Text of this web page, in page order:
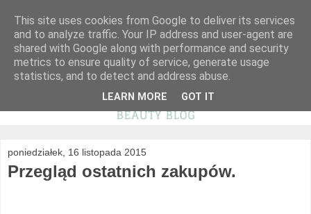
poniedziałek, 16 listopada 2015
Przegląd ostatnich zakupów.
This site uses cookies from Google to deliver its services
and to analyze traffic. Your IP address and user-agent are
shared with Google along with performance and security
metrics to ensure quality of service, generate usage
statistics, and to detect and address abuse.
LEARN MORE GOT IT